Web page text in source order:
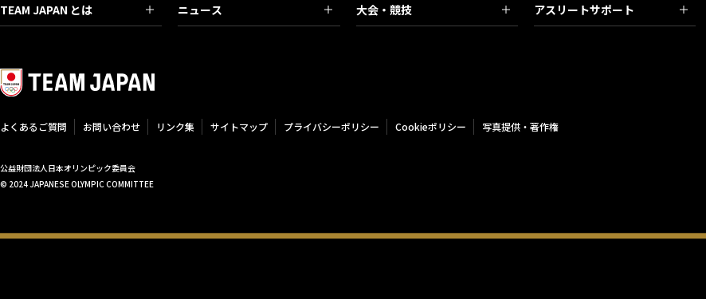
TEAM JAPAN とは ニュース 大会・競技 アスリートサポート
よくあるご質問 お問い合わせ リンク集 サイトマップ プライバシーポリシー Cookieポリシー 写真提供・著作権
公益財団法人日本オリンピック委員会
© 2024 JAPANESE OLYMPIC COMMITTEE